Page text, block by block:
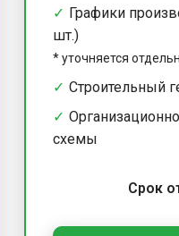
Графики
шт.)
*уточняется
Строительный
схемы
Срок